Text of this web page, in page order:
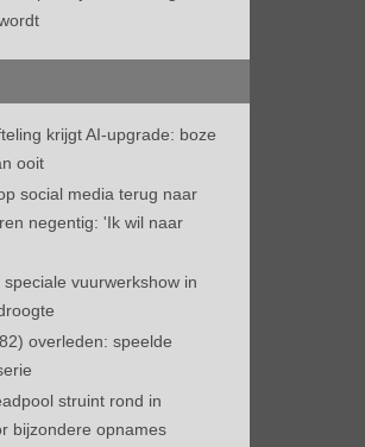
krijgt AI-upgrade: boze
ooit
social media terug naar
negentig: 'Ik wil naar
vuurwerkshow in
overleden: speelde
struint rond in
bijzondere opnames